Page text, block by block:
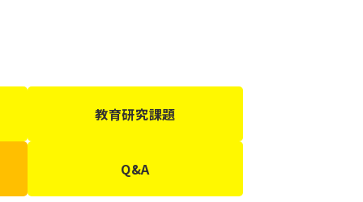
教育研究課題
Q&A